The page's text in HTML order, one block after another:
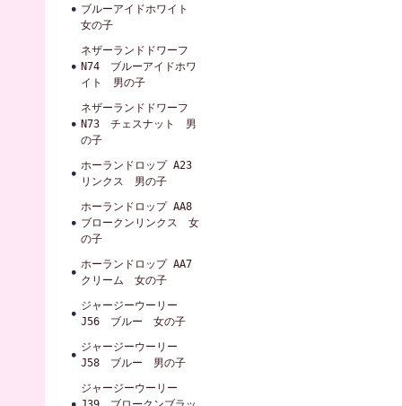
ブルーアイドホワイト
女の子
ネザーランドドワーフ
N74 ブルーアイドホワ
イト 男の子
ネザーランドドワーフ
N73 チェスナット 男
の子
ホーランドロップ A23
リンクス 男の子
ホーランドロップ AA8
ブロークンリンクス 女
の子
ホーランドロップ AA7
クリーム 女の子
ジャージーウーリー
J56 ブルー 女の子
ジャージーウーリー
J58 ブルー 男の子
ジャージーウーリー